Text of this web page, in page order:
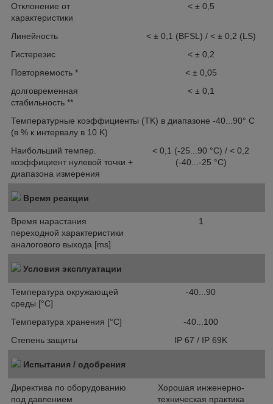
Отклонение от
характеристики
< ± 0,5
Линейность
< ± 0,1 (BFSL) / < ± 0,2 (LS)
Гистерезис
< ± 0,2
Повторяемость *
< ± 0,05
долговременная
стабильность **
< ± 0,1
Температурные коэффициенты (TK) в диапазоне -40...90° C
(в % к интервалу в 10 K)
Наибольший темпер.
коэффициент нулевой точки +
диапазона измерения
< 0,1 (-25...90 °C) / < 0,2
(-40...-25 °C)
Время реакции
Время нарастания
переходной характеристики
аналогового выхода [ms]
1
Условия эксплуатации
Температура окружающей
среды [°C]
-40...90
Температура хранения [°C]
-40...100
Степень защиты
IP 67 / IP 69K
Испытания / одобрения
Директива по оборудованию
под давлением
Хорошая инженерно-
техническая практика